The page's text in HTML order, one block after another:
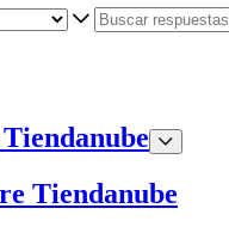
Tiendanube